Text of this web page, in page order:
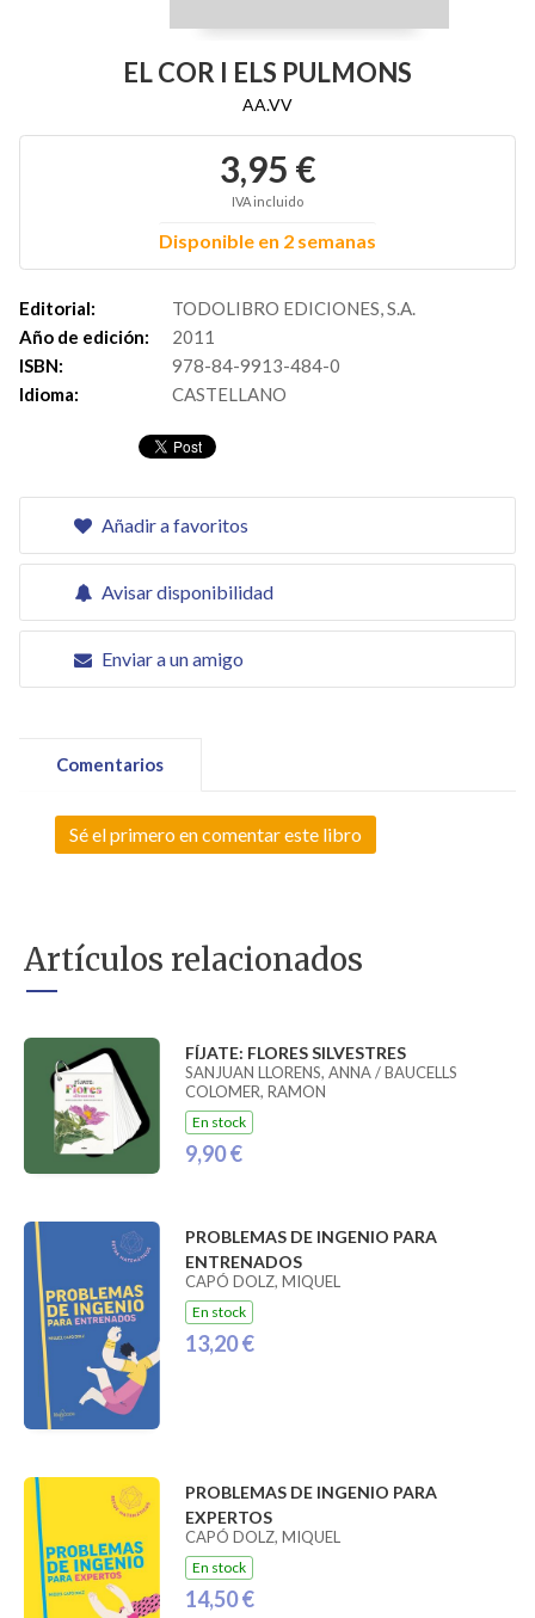
EL COR I ELS PULMONS
AA.VV
3,95 €
IVA incluido
Disponible en 2 semanas
Editorial:
TODOLIBRO EDICIONES, S.A.
Año de edición:
2011
ISBN:
978-84-9913-484-0
Idioma:
CASTELLANO
Añadir a favoritos
Avisar disponibilidad
Enviar a un amigo
Comentarios
Sé el primero en comentar este libro
Artículos relacionados
FÍJATE: FLORES SILVESTRES
SANJUAN LLORENS, ANNA / BAUCELLS
COLOMER, RAMON
En stock
9,90 €
PROBLEMAS DE INGENIO PARA
ENTRENADOS
CAPÓ DOLZ, MIQUEL
En stock
13,20 €
PROBLEMAS DE INGENIO PARA
EXPERTOS
CAPÓ DOLZ, MIQUEL
En stock
14,50 €